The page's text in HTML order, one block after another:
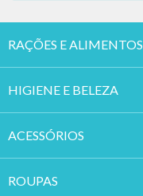
RAÇÕES E ALIMENTOS
HIGIENE E BELEZA
ACESSÓRIOS
ROUPAS